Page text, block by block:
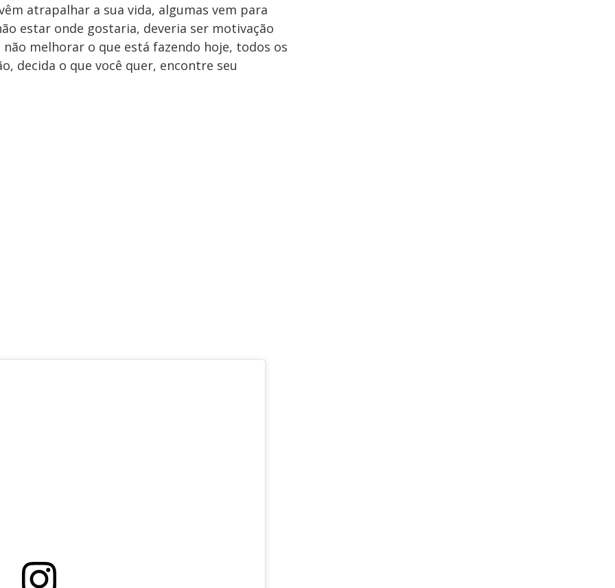
atrapalhar a sua vida, algumas vem para
estar onde gostaria, deveria ser motivação
melhorar o que está fazendo hoje, todos os
decida o que você quer, encontre seu